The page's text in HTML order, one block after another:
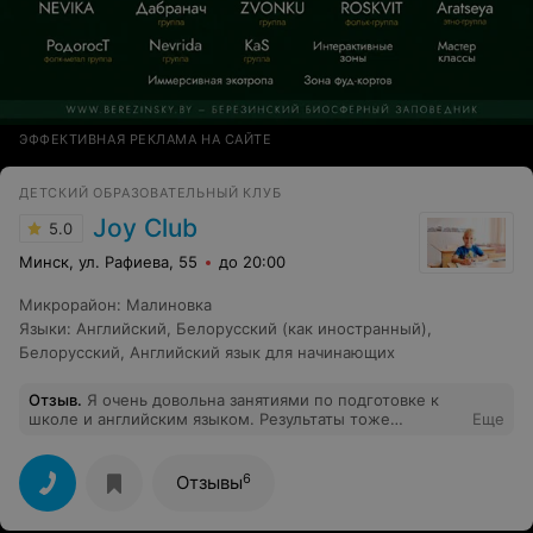
ЭФФЕКТИВНАЯ РЕКЛАМА НА САЙТЕ
ДЕТСКИЙ ОБРАЗОВАТЕЛЬНЫЙ КЛУБ
5.0 Joy Club
Минск, ул. Рафиева, 55 до 20:00
Микрорайон: Малиновка
Языки: Английский, Белорусский (как иностранный),
Белорусский, Английский язык для начинающих
Отзыв. Я очень довольна занятиями по подготовке к
школе и английским языком. Результаты тоже
школе на 100%. В английской языке тоже успехи
заметные. Коллектив педагогов замечательный. Елена
Анатольевна, Самира Исмаиловна, Ксения Леонидовна,
Татьяна Геннадьевна - супер педагоги! Занятие в Joy
Еще
Отзывы6